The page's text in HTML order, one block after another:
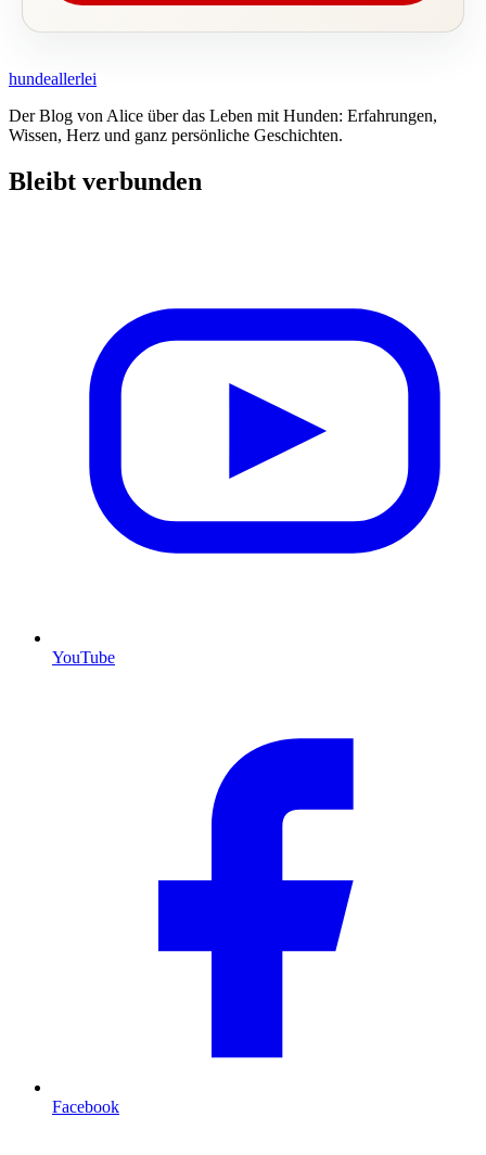
hundeallerlei
Der Blog von Alice über das Leben mit Hunden: Erfahrungen,
Wissen, Herz und ganz persönliche Geschichten.
Bleibt verbunden
YouTube
Facebook